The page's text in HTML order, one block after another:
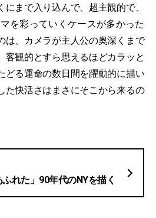
まで入り込んで、超主観的で、
を彩っていくケースが多かった
は、カメラが主人公の奥深くまで
客観的とすら思えるほどカラッと
どる運命の数日間を躍動的に描い
た快活さはまさにそこから来るの
れた」90年代のNYを描く